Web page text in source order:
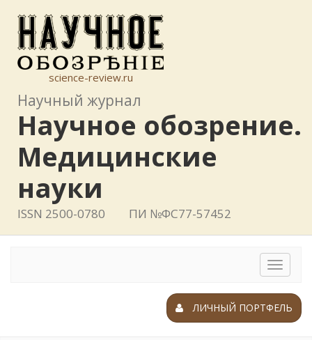
science-review.ru
Научный журнал
Научное обозрение.
Медицинские
науки
ISSN 2500-0780 ПИ №ФС77-57452
Toggle
ЛИЧНЫЙ ПОРТФЕЛЬ